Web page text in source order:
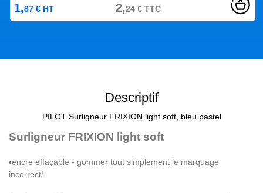
1,87 € HT 2,24€TTC
Descriptif
PILOT Surligneur FRIXION light soft, bleu pastel
Surligneur FRIXION light soft
•encre effaçable - gommer tout simplement le marquage
incorrect!